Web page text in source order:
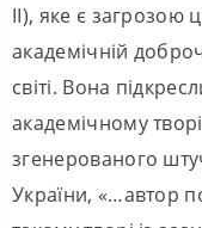
II), яке є загрозою
академічній
світі. Вона
академічному творі
згенерованого
України, «…автор